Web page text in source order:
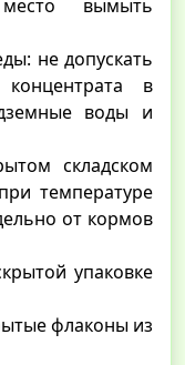
место вымыть
не допускать
концентрата в
воды и
складском
температуре
от кормов
упаковке
флаконы из